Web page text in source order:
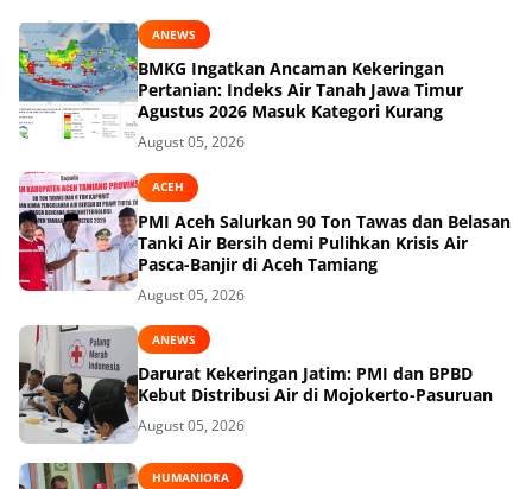
ANEWS
BMKG Ingatkan Ancaman Kekeringan
Pertanian: Indeks Air Tanah Jawa Timur
Agustus 2026 Masuk Kategori Kurang
August 05, 2026
ACEH
PMI Aceh Salurkan 90 Ton Tawas dan Belasan
Tanki Air Bersih demi Pulihkan Krisis Air
Pasca-Banjir di Aceh Tamiang
August 05, 2026
ANEWS
Darurat Kekeringan Jatim: PMI dan BPBD
Kebut Distribusi Air di Mojokerto-Pasuruan
August 05, 2026
HUMANIORA